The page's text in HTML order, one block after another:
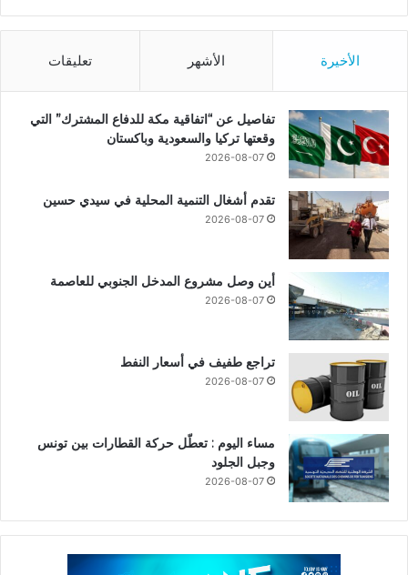
الأخيرة الأشهر تعليقات
تفاصيل عن “اتفاقية مكة للدفاع المشترك” التي
وقعتها تركيا والسعودية وباكستان
2026-08-07
تقدم أشغال التنمية المحلية في سيدي حسين
2026-08-07
أين وصل مشروع المدخل الجنوبي للعاصمة
2026-08-07
تراجع طفيف في أسعار النفط
2026-08-07
مساء اليوم : تعطّل حركة القطارات بين تونس
وجبل الجلود
2026-08-07